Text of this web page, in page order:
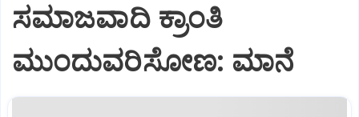
ಸಮಾಜವಾದಿ ಕ್ರಾಂತಿ
ಮುಂದುವರಿಸೋಣ: ಮಾನೆ